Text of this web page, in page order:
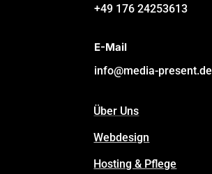
+49 176 24253613
E-Mail
info@media-present.de
Über Uns
Webdesign
Hosting & Pflege